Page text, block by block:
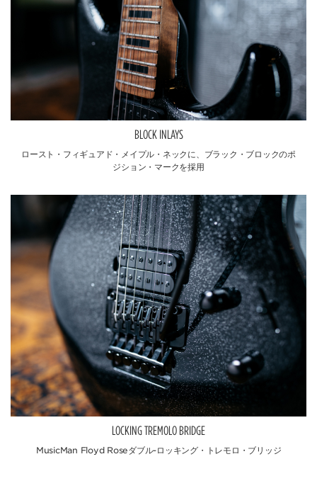
BLOCK INLAYS
ロースト・フィギュアド・メイプル・ネックに、ブラック・ブロックのポ
ジション・マークを採用
LOCKING TREMOLO BRIDGE
MusicMan Floyd Roseダブル-ロッキング・トレモロ・ブリッジ